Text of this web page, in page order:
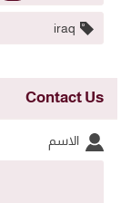
iraq
Contact Us
الاسم